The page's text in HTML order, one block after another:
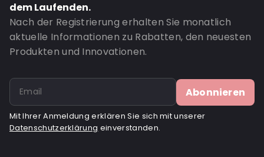
dem Laufenden.
Nach der Registrierung erhalten Sie monatlich
aktuelle Informationen zu Rabatten, den neuesten
Produkten und Innovationen.
Abonnieren
Mit Ihrer Anmeldung erklären Sie sich mit unserer
Datenschutzerklärung einverstanden.